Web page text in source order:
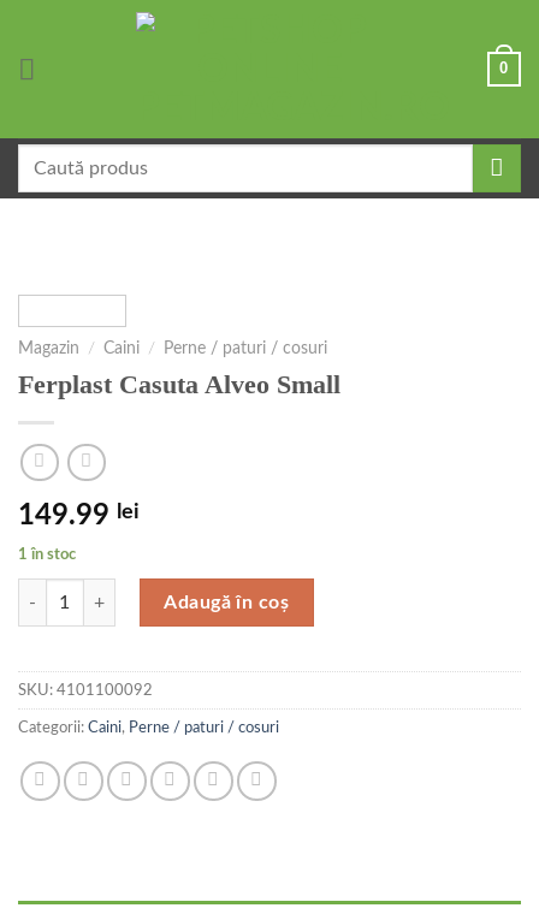
0
după:
Magazin / Caini / Perne / paturi / cosuri
Ferplast Casuta Alveo Small
149.99 lei
1 în stoc
Cantitate Ferplast Casuta Alveo Small
Adaugă în coș
SKU: 4101100092
Categorii: Caini, Perne / paturi / cosuri